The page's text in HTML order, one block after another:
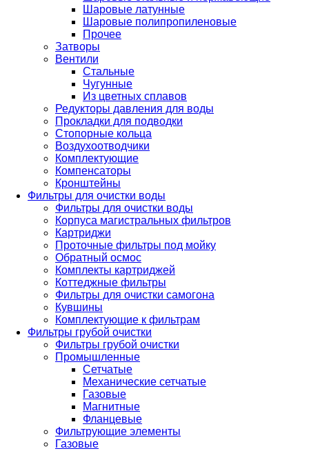
Шаровые латунные
Шаровые полипропиленовые
Прочее
Затворы
Вентили
Стальные
Чугунные
Из цветных сплавов
Редукторы давления для воды
Прокладки для подводки
Стопорные кольца
Воздухоотводчики
Комплектующие
Компенсаторы
Кронштейны
Фильтры для очистки воды
Фильтры для очистки воды
Корпуса магистральных фильтров
Картриджи
Проточные фильтры под мойку
Обратный осмос
Комплекты картриджей
Коттеджные фильтры
Фильтры для очистки самогона
Кувшины
Комплектующие к фильтрам
Фильтры грубой очистки
Фильтры грубой очистки
Промышленные
Сетчатые
Механические сетчатые
Газовые
Магнитные
Фланцевые
Фильтрующие элементы
Газовые